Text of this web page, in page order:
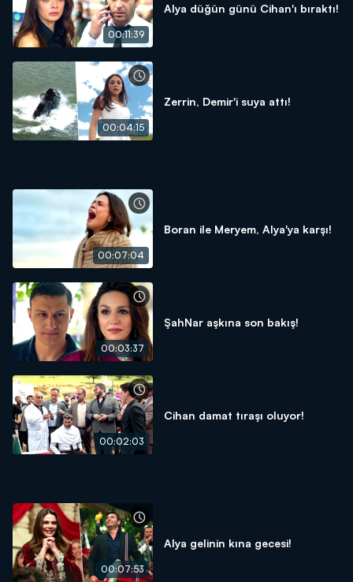
00:11:39
Alya düğün günü Cihan'ı bıraktı!
00:04:15
Zerrin, Demir'i suya attı!
00:07:04
Boran ile Meryem, Alya'ya karşı!
00:03:37
ŞahNar aşkına son bakış!
00:02:03
Cihan damat tıraşı oluyor!
00:07:53
Alya gelinin kına gecesi!